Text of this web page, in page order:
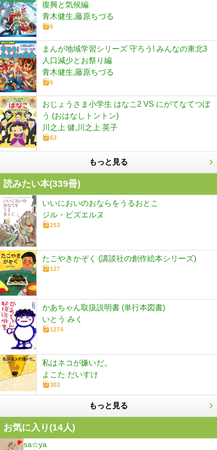
復興と気候編
青木健生,藤原ちづる
6
まんが地域学習シリーズ 守ろう! みんなの東北3
人口減少とお祭り編
青木健生,藤原ちづる
6
おじょうさま小学生 はなこ2 VS にがてなてつぼ
う (おはなしトントン)
川之上 健,川之上 英子
63
もっと見る
読みたい本(339冊)
いいにおいのおならをうるおとこ
ジル・ビズエルヌ
253
たこやきかぞく (講談社の創作絵本シリーズ)
127
かあちゃん取扱説明書 (単行本図書)
いとう みく
1274
私はネコが嫌いだ。
よこた だいすけ
303
もっと見る
お気に入り(14人)
sa☆ya